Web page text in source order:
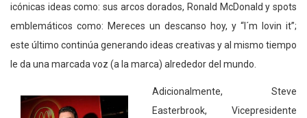
icónicas ideas como: sus arcos dorados, Ronald McDonald y spots
emblemáticos como: Mereces un descanso hoy, y “I´m lovin it”;
este último continúa generando ideas creativas y al mismo tiempo
le da una marcada voz (a la marca) alrededor del mundo.
Adicionalmente, Steve
Easterbrook, Vicepresidente